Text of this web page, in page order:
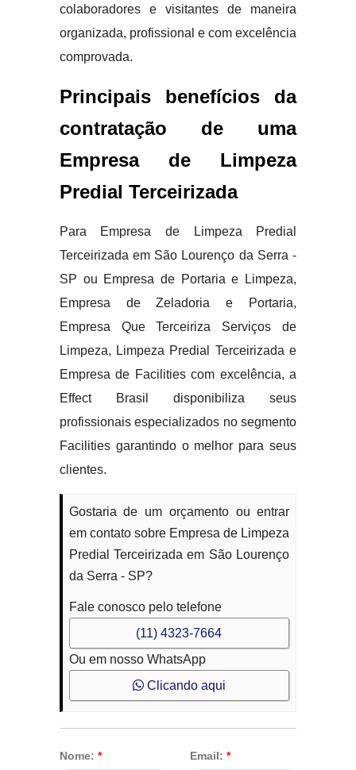
colaboradores e visitantes de maneira
organizada, profissional e com excelência
comprovada.
Principais benefícios da
contratação de uma
Empresa de Limpeza
Predial Terceirizada
Para Empresa de Limpeza Predial
Terceirizada em São Lourenço da Serra -
SP ou Empresa de Portaria e Limpeza,
Empresa de Zeladoria e Portaria,
Empresa Que Terceiriza Serviços de
Limpeza, Limpeza Predial Terceirizada e
Empresa de Facilities com excelência, a
Effect Brasil disponibiliza seus
profissionais especializados no segmento
Facilities garantindo o melhor para seus
clientes.
Gostaria de um orçamento ou entrar
em contato sobre Empresa de Limpeza
Predial Terceirizada em São Lourenço
da Serra - SP?
Fale conosco pelo telefone
(11) 4323-7664
Ou em nosso WhatsApp
Clicando aqui
Nome: * Email: *